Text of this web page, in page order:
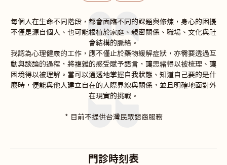
每個人在生命不同階段，都會面臨不同的課題與修煉，身心的困擾
不僅是源自個人、也可能根植於家庭、親密關係、職場、文化與社
會結構的脈絡。
我認為心理健康的工作，應不僅止於藥物緩解症狀，亦需要透過互
動與談論的過程，將複雜的感受賦予語言，讓思緒得以被梳理、讓
困境得以被理解。當可以通透地掌握自我狀態、知道自己要的是什
麼時，便能與他人建立自在的人際界線與關係，並且明確地面對外
在現實的挑戰。
* 目前不提供台灣民眾諮商服務
門診時刻表